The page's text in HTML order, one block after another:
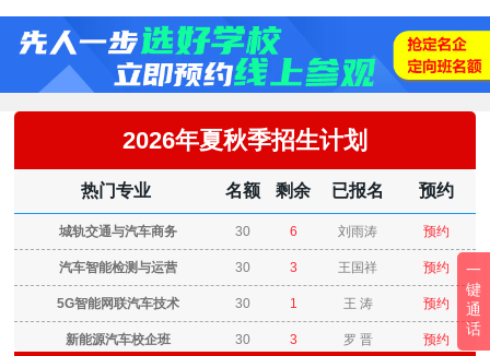
2026年夏秋季招生计划
热门专业 名额 剩余 已报名 预约
城轨交通与汽车商务 30 6 刘雨涛 预约
汽车智能检测与运营 30 3 王国祥 预约
5G智能网联汽车技术 30 1 王 涛 预约
新能源汽车校企班 30 3 罗 晋 预约
一
键
通
话